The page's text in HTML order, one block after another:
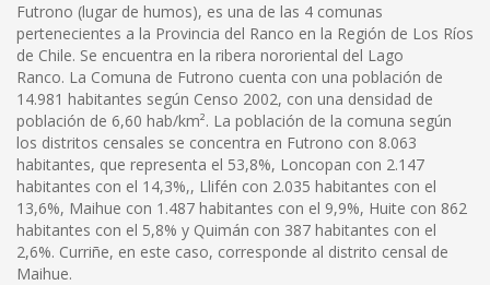
Futrono (lugar de humos), es una de las 4 comunas
pertenecientes a la Provincia del Ranco en la Región de Los Ríos
de Chile. Se encuentra en la ribera nororiental del Lago
Ranco. La Comuna de Futrono cuenta con una población de
14.981 habitantes según Censo 2002, con una densidad de
población de 6,60 hab/km². La población de la comuna según
los distritos censales se concentra en Futrono con 8.063
habitantes, que representa el 53,8%, Loncopan con 2.147
habitantes con el 14,3%,, Llifén con 2.035 habitantes con el
13,6%, Maihue con 1.487 habitantes con el 9,9%, Huite con 862
habitantes con el 5,8% y Quimán con 387 habitantes con el
2,6%. Curriñe, en este caso, corresponde al distrito censal de
Maihue.